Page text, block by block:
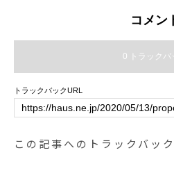
コメン
0 トラックバ
トラックバックURL
この記事へのトラックバッ